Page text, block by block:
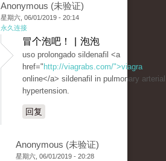
Anonymous (未验证)
星期六, 06/01/2019 - 20:14
永久连接
冒个泡吧！ | 泡泡
uso prolongado sildenafil <a
href=" http://viagrabs.com/">viagra
online</a> sildenafil in pulmonary arterial
hypertension.
回复
Anonymous (未验证)
星期六, 06/01/2019 - 20:28